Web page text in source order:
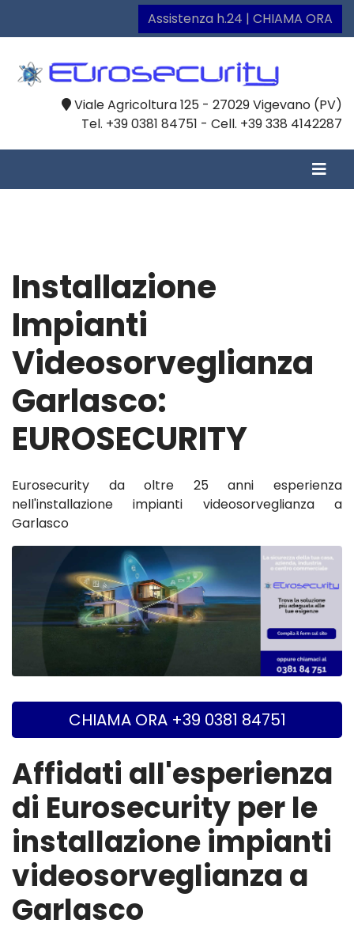
Assistenza h.24 | CHIAMA ORA
Viale Agricoltura 125 - 27029 Vigevano (PV)
Tel. +39 0381 84751 - Cell. +39 338 4142287
Installazione
Impianti
Videosorveglianza
Garlasco:
EUROSECURITY
Eurosecurity da oltre 25 anni esperienza
nell'installazione impianti videosorveglianza a
Garlasco
CHIAMA ORA +39 0381 84751
Affidati all'esperienza
di Eurosecurity per le
installazione impianti
videosorveglianza a
Garlasco